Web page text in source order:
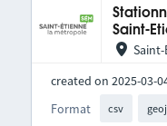
Saint-
created on 2025-03-
Format
csv